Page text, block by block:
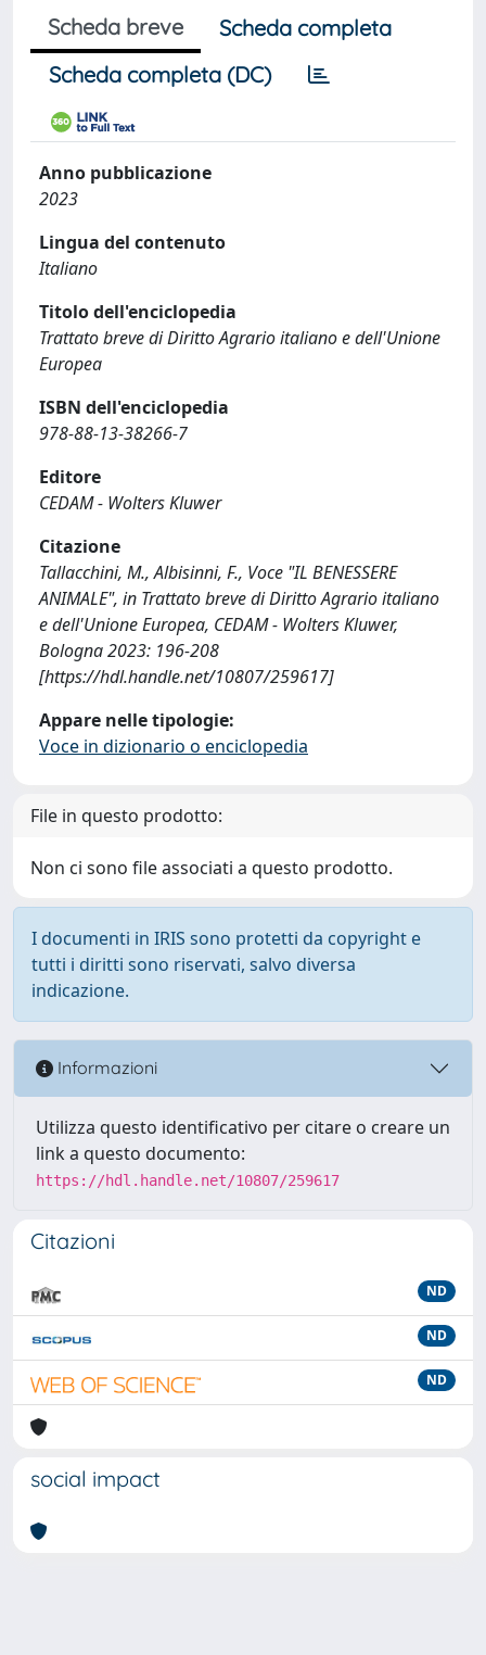
Scheda breve
Scheda completa
Scheda completa (DC)
Anno pubblicazione
2023
Lingua del contenuto
Italiano
Titolo dell'enciclopedia
Trattato breve di Diritto Agrario italiano e dell'Unione
Europea
ISBN dell'enciclopedia
978-88-13-38266-7
Editore
CEDAM - Wolters Kluwer
Citazione
Tallacchini, M., Albisinni, F., Voce "IL BENESSERE
ANIMALE", in Trattato breve di Diritto Agrario italiano
e dell'Unione Europea, CEDAM - Wolters Kluwer,
Bologna 2023: 196-208
[https://hdl.handle.net/10807/259617]
Appare nelle tipologie:
Voce in dizionario o enciclopedia
File in questo prodotto:
Non ci sono file associati a questo prodotto.
I documenti in IRIS sono protetti da copyright e
tutti i diritti sono riservati, salvo diversa
indicazione.
Informazioni
Utilizza questo identificativo per citare o creare un
link a questo documento:
https://hdl.handle.net/10807/259617
Citazioni
ND
ND
ND
social impact